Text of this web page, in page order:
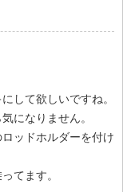
して欲しいですね。
になりません。
ッドホルダーを付け
てます。